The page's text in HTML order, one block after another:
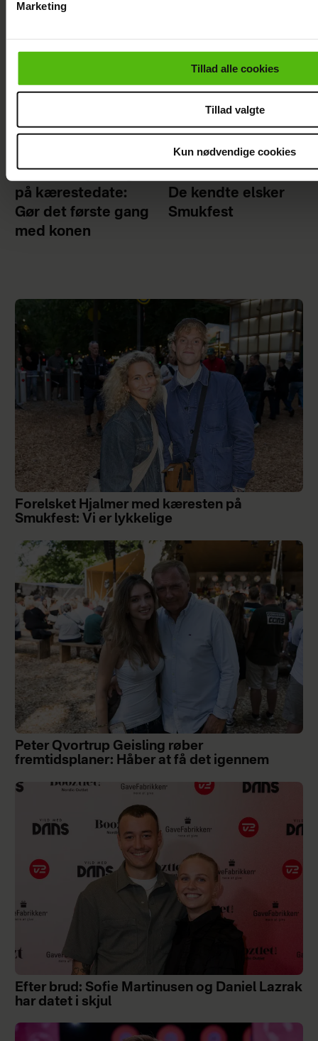
cookiepolitik.
Marketing
Tillad alle cookies
Tillad valgte
Kun nødvendige cookies
på kærestedate:
Gør det første gang
med konen
De kendte elsker
Smukfest
Forelsket Hjalmer med kæresten på
Smukfest: Vi er lykkelige
Peter Qvortrup Geisling røber
fremtidsplaner: Håber at få det igennem
Efter brud: Sofie Martinusen og Daniel Lazrak
har datet i skjul